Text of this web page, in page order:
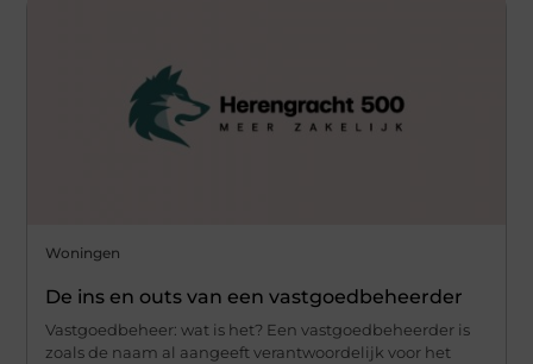
Woningen
De ins en outs van een vastgoedbeheerder
Vastgoedbeheer: wat is het? Een vastgoedbeheerder is
zoals de naam al aangeeft verantwoordelijk voor het